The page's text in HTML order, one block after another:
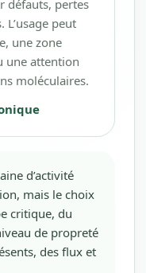
défauts, pertes
peut
une zone
une attention
moléculaires.
d’activité
mais le choix
critique, du
de propreté
des flux et